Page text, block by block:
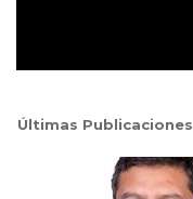
Últimas Publicaciones